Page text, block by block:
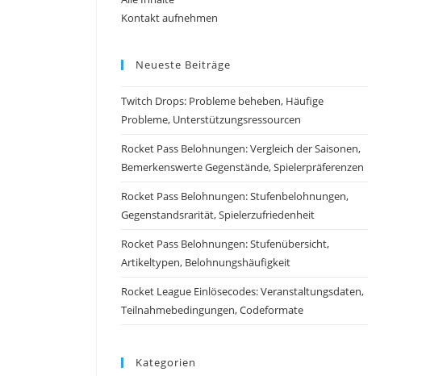
Kontakt aufnehmen
Neueste Beiträge
Twitch Drops: Probleme beheben, Häufige
Probleme, Unterstützungsressourcen
Rocket Pass Belohnungen: Vergleich der Saisonen,
Bemerkenswerte Gegenstände, Spielerpräferenzen
Rocket Pass Belohnungen: Stufenbelohnungen,
Gegenstandsrarität, Spielerzufriedenheit
Rocket Pass Belohnungen: Stufenübersicht,
Artikeltypen, Belohnungshäufigkeit
Rocket League Einlösecodes: Veranstaltungsdaten,
Teilnahmebedingungen, Codeformate
Kategorien